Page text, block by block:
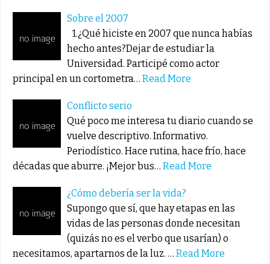
Sobre el 2007
1.¿Qué hiciste en 2007 que nunca habías
hecho antes?Dejar de estudiar la
Universidad. Participé como actor
principal en un cortometra… Read More
Conflicto serio
Qué poco me interesa tu diario cuando se
vuelve descriptivo. Informativo.
Periodístico. Hace rutina, hace frío, hace
décadas que aburre. ¡Mejor bus… Read More
¿Cómo debería ser la vida?
Supongo que sí, que hay etapas en las
vidas de las personas donde necesitan
(quizás no es el verbo que usarían) o
necesitamos, apartarnos de la luz. … Read More